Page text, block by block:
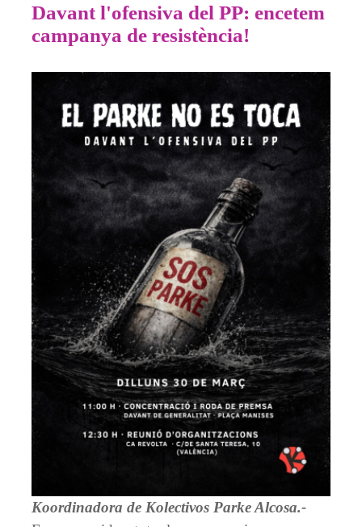
Davant l'ofensiva del PP: encetem
campanya de resistència!
Koordinadora de Kolectivos Parke Alcosa.-